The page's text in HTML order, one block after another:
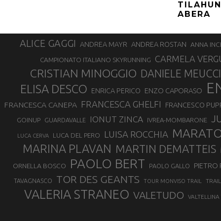
ABERA
ALICE GAGGI ANDREA MAYR ANDREA ROSTAN ANNA
CAMPIONATO ITALIANO SKYRUNNING CARMELA
CRISTIAN MINOGGIO DANIELE MEUCCI
ELISA DESCO ENRICA PERICO ENZO CAPORASO
FRANCESCA CANEPA FRANCESCA GHELFI FRANCESCO
GOINUP GUARDAVALLE IONUT ZINCA IVREA-MOMBARONE
LUCA CERVA LUCA DEL PERO LUISA ROCCHIA
MARINA PLAVAN MARTIN DEMATTEIS
ORNELLA BOSCO PAOLO BERT PAOLO GALLO PIETRO
TAVAGNASCO TOR DES GEANTS TOUR MONVISO TRAIL
VALERIA STRANEO VALETUDO VALTELLINA